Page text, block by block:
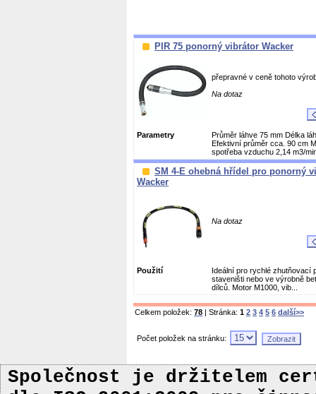
PIR 75 ponorný vibrátor Wacker
přepravné v ceně tohoto
Na dotaz
Parametry
Průměr láhve 75 mm Délka
Efektivní průměr cca. 90 cm
spotřeba vzduchu 2,14 m3/
SM 4-E ohebná hřídel pro ponorný
Wacker
Na dotaz
Použití
Ideální pro rychlé zhutňovací
staveništi nebo ve výrobně
dílců. Motor M1000, vib...
Celkem položek: 78 | Stránka: 1 2 3 4 5 6 další>>
Počet položek na stránku:
Společnost je držitelem